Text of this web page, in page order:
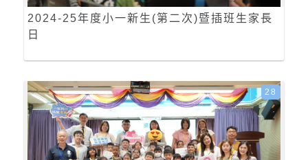
2024-25年度小一新生(第二次)暨插班生家長
日
28